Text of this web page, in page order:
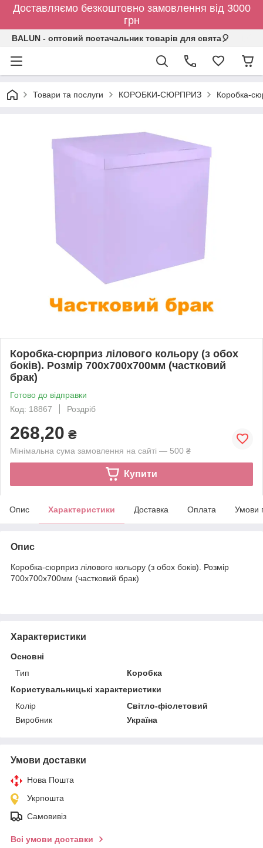
Доставляємо безкоштовно замовлення від 3000
грн
BALUN - оптовий постачальник товарів для свята🎈
Товари та послуги КОРОБКИ-СЮРПРИЗ Коробка-
Коробка-сюрприз лілового кольору (з обох
боків). Розмір 700х700х700мм (частковий
брак)
Готово до відправки
Код: 18867
Роздріб
268,20 ₴
Мінімальна сума замовлення на сайті — 500 ₴
Купити
Опис Характеристики Доставка Оплата Умови
Опис
Коробка-сюрприз лілового кольору (з обох боків). Розмір
700х700х700мм (частковий брак)
Характеристики
Основні
Тип
Коробка
Користувальницькі характеристики
Колір
Світло-фіолетовий
Виробник
Україна
Умови доставки
Нова Пошта
Укрпошта
Самовивіз
Всі умови доставки